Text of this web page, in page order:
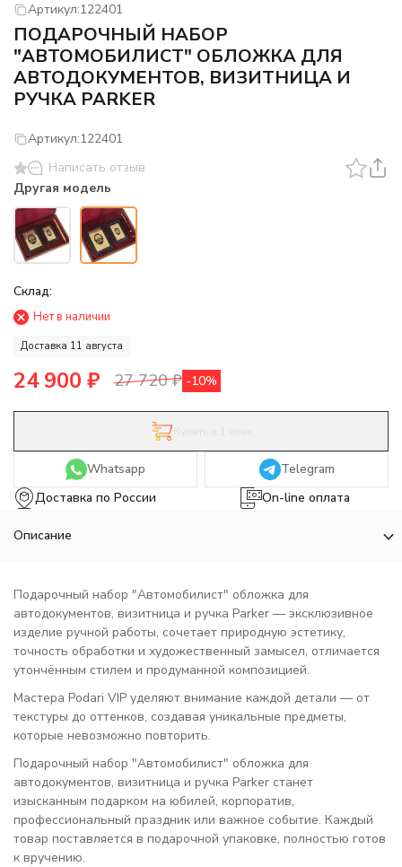
Артикул:122401
ПОДАРОЧНЫЙ НАБОР
"АВТОМОБИЛИСТ" ОБЛОЖКА ДЛЯ
АВТОДОКУМЕНТОВ, ВИЗИТНИЦА И
РУЧКА PARKER
Артикул:122401
Написать отзыв
Другая модель
Склад:
Нет в наличии
Доставка 11 августа
24 900 ₽ 27 720₽ -10%
Whatsapp
Telegram
Доставка по России
On-line оплата
Описание
Подарочный набор "Автомобилист" обложка для
автодокументов, визитница и ручка Parker — эксклюзивное
изделие ручной работы, сочетает природную эстетику,
точность обработки и художественный замысел, отличается
утончённым стилем и продуманной композицией.
Мастера Podari VIP уделяют внимание каждой детали — от
текстуры до оттенков, создавая уникальные предметы,
которые невозможно повторить.
Подарочный набор "Автомобилист" обложка для
автодокументов, визитница и ручка Parker станет
изысканным подарком на юбилей, корпоратив,
профессиональный праздник или важное событие. Каждый
товар поставляется в подарочной упаковке, полностью готов
к вручению.